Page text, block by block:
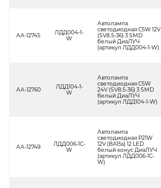
АА-12745
ЛДД004-1-
W
Автолампа
светодиодная C5W 12V
(SV8.5-36) 3 SMD
белый ДиаЛУЧ
(артикул ЛДД004-1-W)
АА-12760
ЛДД104-1-
W
Автолампа
светодиодная C5W
24V (SV8.5-36) 3 SMD
белый ДиаЛУЧ
(артикул ЛДД104-1-W)
АА-12749
ЛДД006-1C-
W
Автолампа
светодиодная P21W
12V (BA15s) 12 LED
белый конус ДиаЛУЧ
(артикул ЛДД006-1C-
W)